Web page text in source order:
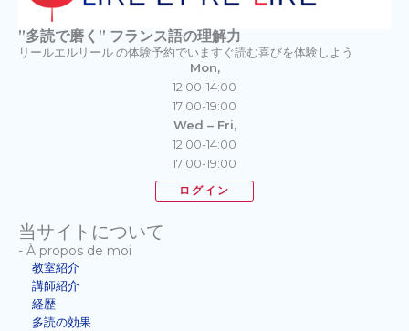
”多読で磨く” フランス語の理解力
リールエルリール の体験予約でいますぐ読む喜びを体験しよう
Mon,
12:00-14:00
17:00-19:00
Wed – Fri,
12:00-14:00
17:00-19:00
ログイン
当サイトについて
- À propos de moi
教室紹介
講師紹介
経歴
多読の効果